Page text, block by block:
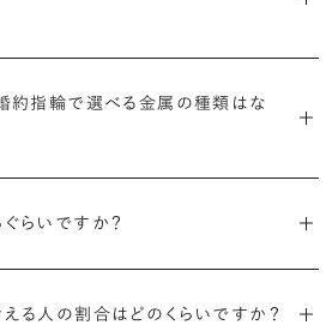
想の婚約指輪が探しやすくなります。
ジュエリーコンサルタントにご相談いた
ジュエリーコンサルタントにぜひご相談
いうお客様も多いからこそ、より安心して
庫を持たない、店舗を過剰に設けないな
的な天然のラウンドシェイプだけでも3万
ない適正価格と透明性
公開しています。
と直接繋がる独自の検索画面で、品質を
たします。基本の納期は4週間前後、素材
お日にちを頂戴する場合がございます。
約指輪で選べる金属の種類はな
ネーションからお選びいただけます。ゴ
らいですか？
万円未満の範囲で選ぶカップルが18.7%
る人の割合はどのくらいですか？